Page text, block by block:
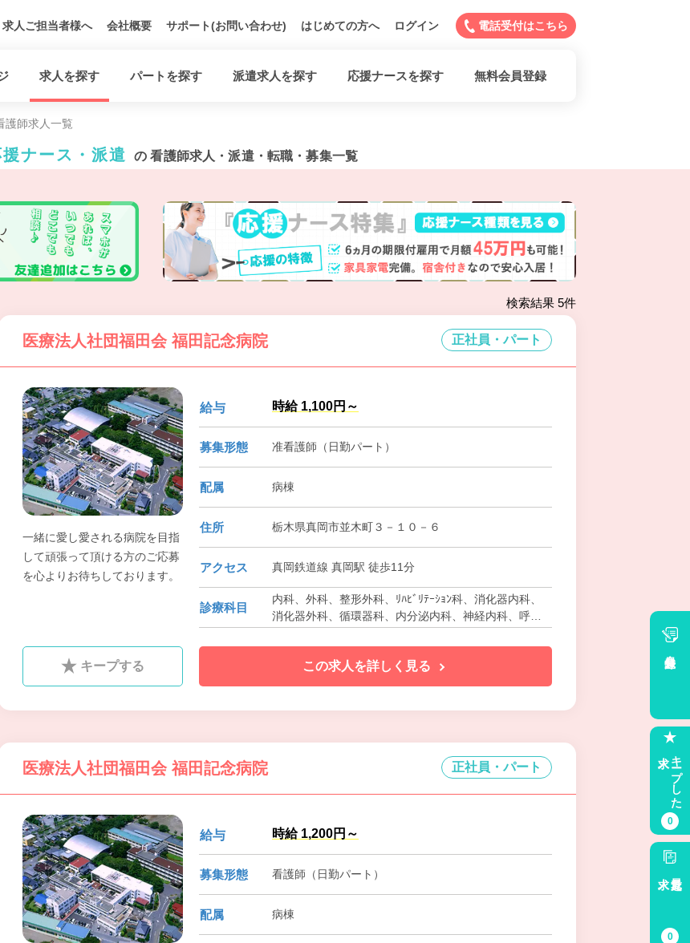
求人ご担当者様へ 会社概要 サポート(お問い合わせ) はじめての方へ ログイン 電話受付はこちら
求人を探す パートを探す 派遣求人を探す 応援ナースを探す 無料会員登録
護師求人一覧
ナース・派遣 の 看護師求人・派遣・転職・募集一覧
検索結果 5件
医療法人社団福田会 福田記念病院 正社員・パート
一緒に愛し愛される病院を目指
して頑張って頂ける方のご応募
を心よりお待ちしております。
給与 時給 1,100円～
募集形態 准看護師（日勤パート）
配属 病棟
住所 栃木県真岡市並木町３－１０－６
アクセス 真岡鉄道線 真岡駅 徒歩11分
診療科目
内科、外科、整形外科、ﾘﾊﾋﾞﾘﾃｰｼｮﾝ科、消化器内科、
消化器外科、循環器科、内分泌内科、神経内科、呼吸
器科、泌尿器科、放射線科、腎臓内科、麻酔科、人工
透析内科
キープする この求人を詳しく見る
医療法人社団福田会 福田記念病院 正社員・パート
給与 時給 1,200円～
募集形態 看護師（日勤パート）
配属 病棟
キープした
0
最近見た
0